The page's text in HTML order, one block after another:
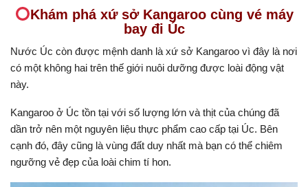
Khám phá xứ sở Kangaroo cùng vé máy
bay đi Úc
Nước Úc còn được mệnh danh là xứ sở Kangaroo vì đây là nơi
có một không hai trên thế giới nuôi dưỡng được loài động vật
này.
Kangaroo ở Úc tồn tại với số lượng lớn và thịt của chúng đã
dần trở nên một nguyên liệu thực phẩm cao cấp tại Úc. Bên
cạnh đó, đây cũng là vùng đất duy nhất mà bạn có thể chiêm
ngưỡng vẻ đẹp của loài chim tí hon.